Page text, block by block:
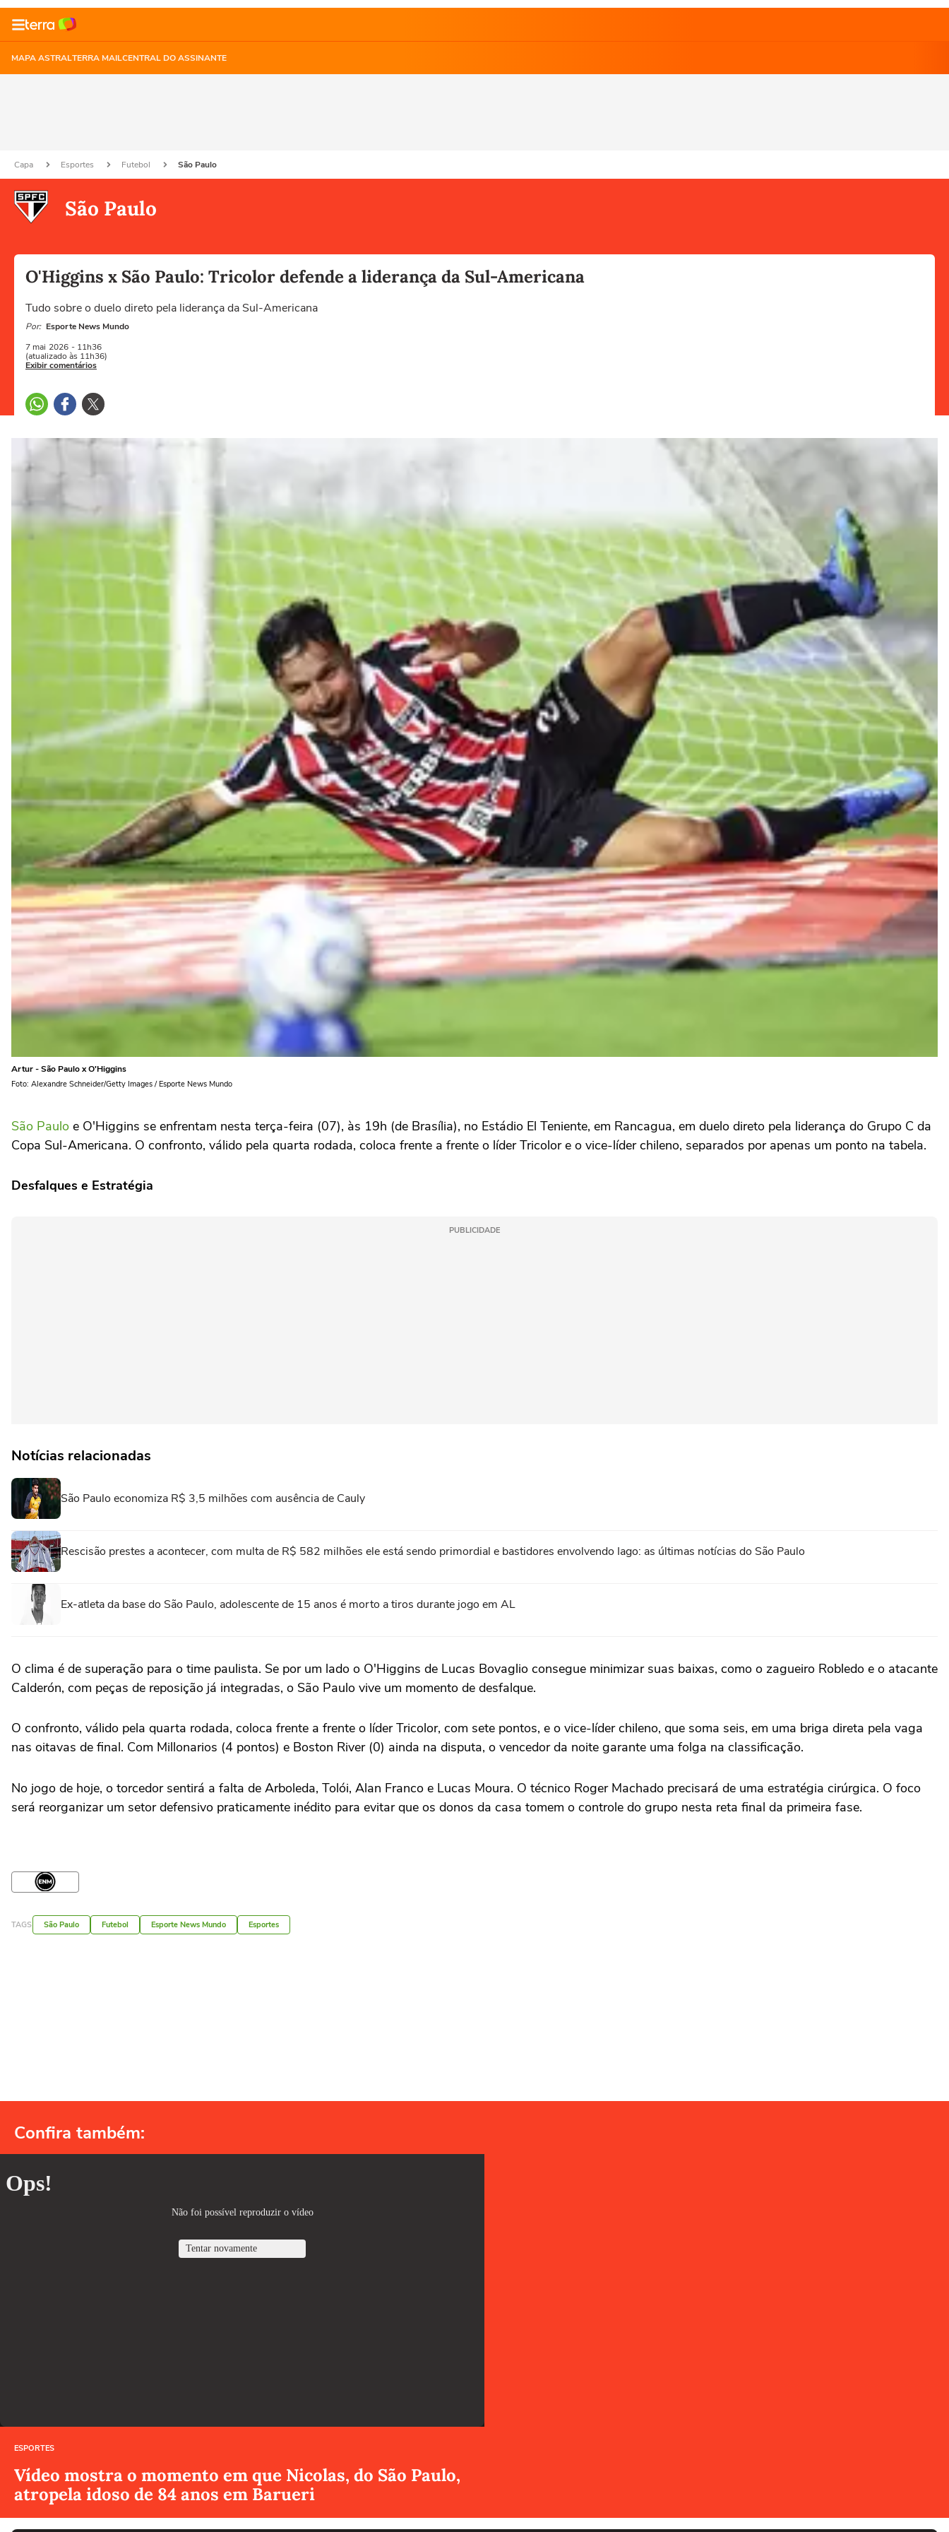
MAPA ASTRALTERRA MAILCENTRAL DO ASSINANTE
Capa Esportes Futebol São Paulo
São Paulo
O'Higgins x São Paulo: Tricolor defende a liderança da Sul-Americana
Tudo sobre o duelo direto pela liderança da Sul-Americana
Por: Esporte News Mundo
7 mai 2026 - 11h36
(atualizado às 11h36)
Exibir comentários
Artur - São Paulo x O'Higgins
Foto: Alexandre Schneider/Getty Images / Esporte News Mundo
São Paulo e O'Higgins se enfrentam nesta terça-feira (07), às 19h (de Brasília), no Estádio El Teniente, em Rancagua, em duelo direto pela liderança do Grupo C da
Copa Sul-Americana. O confronto, válido pela quarta rodada, coloca frente a frente o líder Tricolor e o vice-líder chileno, separados por apenas um ponto na tabela.
Desfalques e Estratégia
PUBLICIDADE
Notícias relacionadas
São Paulo economiza R$ 3,5 milhões com ausência de Cauly
Rescisão prestes a acontecer, com multa de R$ 582 milhões ele está sendo primordial e bastidores envolvendo Iago: as últimas notícias do São Paulo
Ex-atleta da base do São Paulo, adolescente de 15 anos é morto a tiros durante jogo em AL
O clima é de superação para o time paulista. Se por um lado o O'Higgins de Lucas Bovaglio consegue minimizar suas baixas, como o zagueiro Robledo e o atacante
Calderón, com peças de reposição já integradas, o São Paulo vive um momento de desfalque.
O confronto, válido pela quarta rodada, coloca frente a frente o líder Tricolor, com sete pontos, e o vice-líder chileno, que soma seis, em uma briga direta pela vaga
nas oitavas de final. Com Millonarios (4 pontos) e Boston River (0) ainda na disputa, o vencedor da noite garante uma folga na classificação.
No jogo de hoje, o torcedor sentirá a falta de Arboleda, Tolói, Alan Franco e Lucas Moura. O técnico Roger Machado precisará de uma estratégia cirúrgica. O foco
será reorganizar um setor defensivo praticamente inédito para evitar que os donos da casa tomem o controle do grupo nesta reta final da primeira fase.
TAGS São Paulo Futebol Esporte News Mundo Esportes
Confira também:
ESPORTES
Vídeo mostra o momento em que Nicolas, do São Paulo,
atropela idoso de 84 anos em Barueri